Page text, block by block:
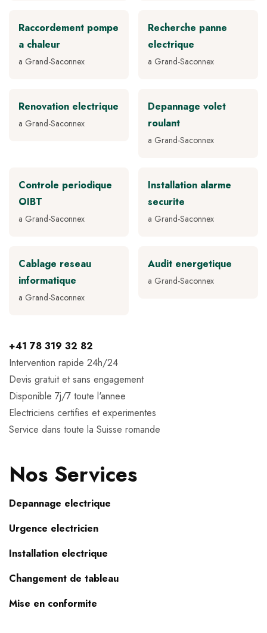
Raccordement pompe
a chaleur
a Grand-Saconnex
Recherche panne
electrique
a Grand-Saconnex
Renovation electrique
a Grand-Saconnex
Depannage volet
roulant
a Grand-Saconnex
Controle periodique
OIBT
a Grand-Saconnex
Installation alarme
securite
a Grand-Saconnex
Cablage reseau
informatique
a Grand-Saconnex
Audit energetique
a Grand-Saconnex
+41 78 319 32 82
Intervention rapide 24h/24
Devis gratuit et sans engagement
Disponible 7j/7 toute l'annee
Electriciens certifies et experimentes
Service dans toute la Suisse romande
Nos Services
Depannage electrique
Urgence electricien
Installation electrique
Changement de tableau
Mise en conformite